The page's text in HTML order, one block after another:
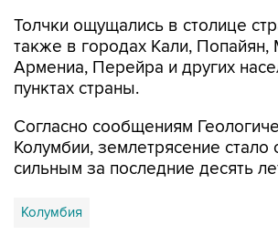
Толчки ощущались в столице
также в городах Кали, Попайян,
Армениа, Перейра и других
пунктах страны.
Согласно сообщениям
Колумбии, землетрясение стало
сильным за последние десять
Колумбия